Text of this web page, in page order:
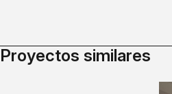
Proyectos similares